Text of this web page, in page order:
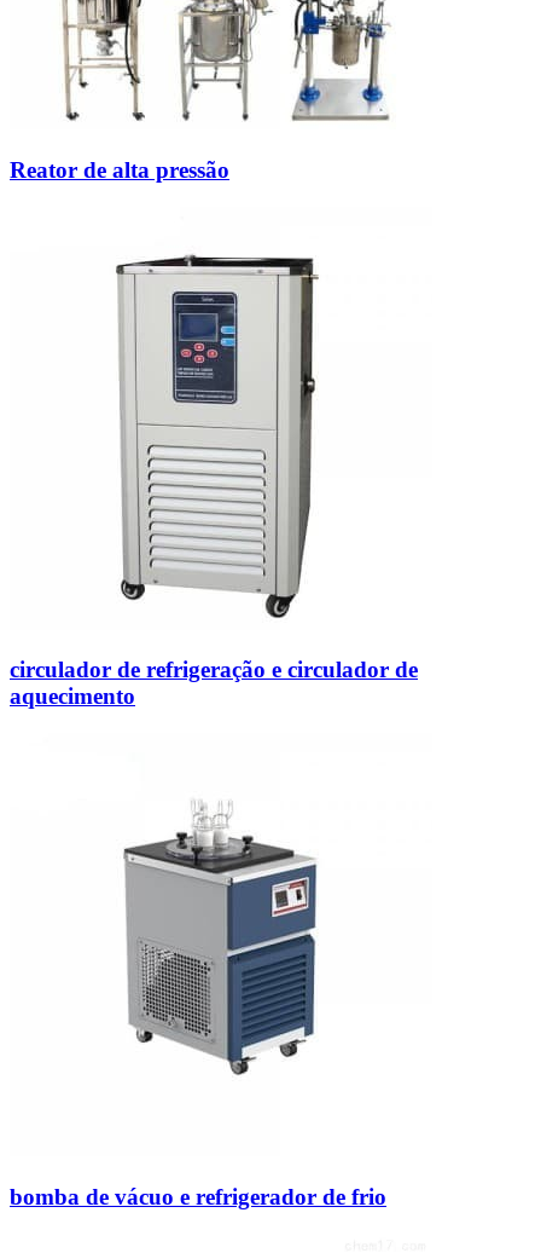
Reator de alta pressão
circulador de refrigeração e circulador de
aquecimento
bomba de vácuo e refrigerador de frio